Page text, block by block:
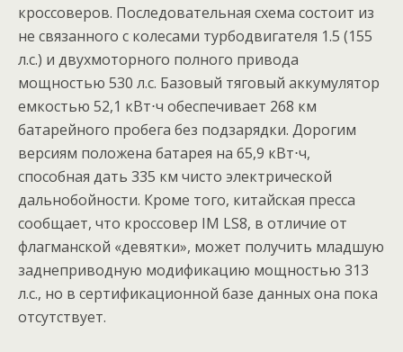
кроссоверов. Последовательная схема состоит из
не связанного с колесами турбодвигателя 1.5 (155
л.с.) и двухмоторного полного привода
мощностью 530 л.с. Базовый тяговый аккумулятор
емкостью 52,1 кВт⋅ч обеспечивает 268 км
батарейного пробега без подзарядки. Дорогим
версиям положена батарея на 65,9 кВт⋅ч,
способная дать 335 км чисто электрической
дальнобойности. Кроме того, китайская пресса
сообщает, что кроссовер IM LS8, в отличие от
флагманской «девятки», может получить младшую
заднеприводную модификацию мощностью 313
л.с., но в сертификационной базе данных она пока
отсутствует.